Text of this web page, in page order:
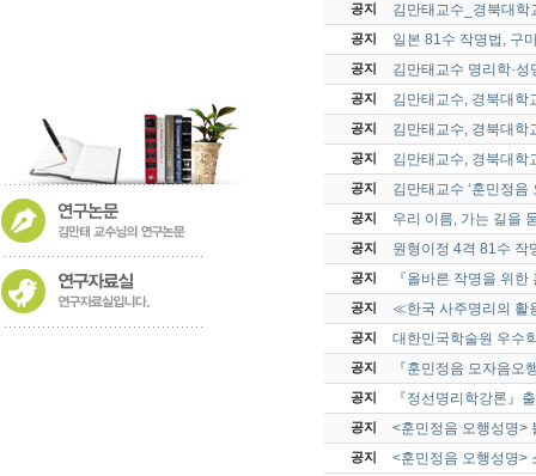
공지 김만태교수_경북대학
공지 일본 81수 작명법, 구
공지 김만태교수 명리학·
공지 김만태교수, 경북대학
공지 김만태교수, 경북대학
공지 김만태교수, 경북대학
공지 김만태교수 ‘훈민정음
공지 우리 이름, 가는 길을
공지 원형이정 4격 81수 작
공지 『올바른 작명을 위
공지 ≪한국 사주명리의 활
공지 대한민국학술원 우수
공지 『훈민정음 모자음오
공지 『정선명리학강론』
공지 <훈민정음 오행성명>
공지 <훈민정음 오행성명>